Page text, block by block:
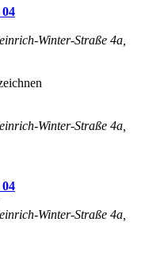
Winter-Straße 4a,
Winter-Straße 4a,
Winter-Straße 4a,